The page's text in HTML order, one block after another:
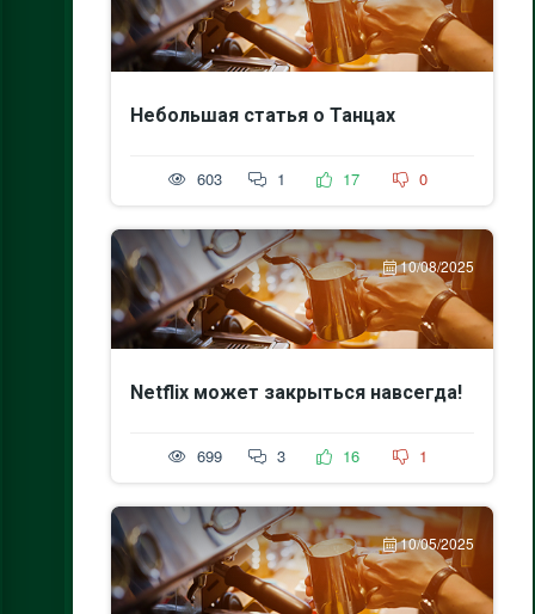
Небольшая статья о Танцах
603 1 17 0
10/08/2025
Netflix может закрыться навсегда!
699 3 16 1
10/05/2025